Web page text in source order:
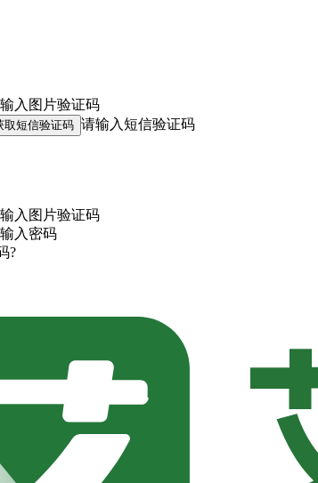
入图片验证码
取短信验证码 请输入短信验证码
入图片验证码
入密码
?